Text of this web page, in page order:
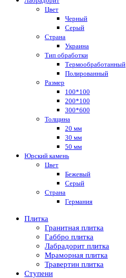
Цвет
Черный
Серый
Страна
Украина
Тип обработки
Термообработанный
Полированный
Размер
100*100
200*100
300*600
Толщина
20 мм
30 мм
50 мм
Юрский камень
Цвет
Бежевый
Серый
Страна
Германия
Плитка
Гранитная плитка
Габбро плитка
Лабрадорит плитка
Мраморная плитка
Травертин плитка
Ступени